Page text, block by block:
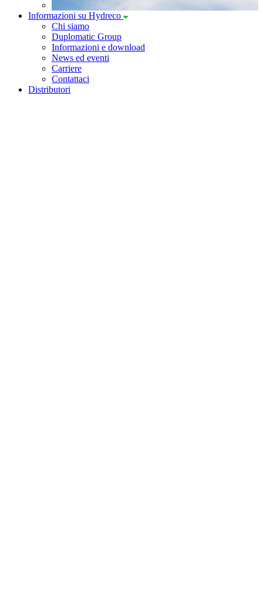
Informazioni su Hydreco
Chi siamo
Duplomatic Group
Informazioni e download
News ed eventi
Carriere
Contattaci
Distributori